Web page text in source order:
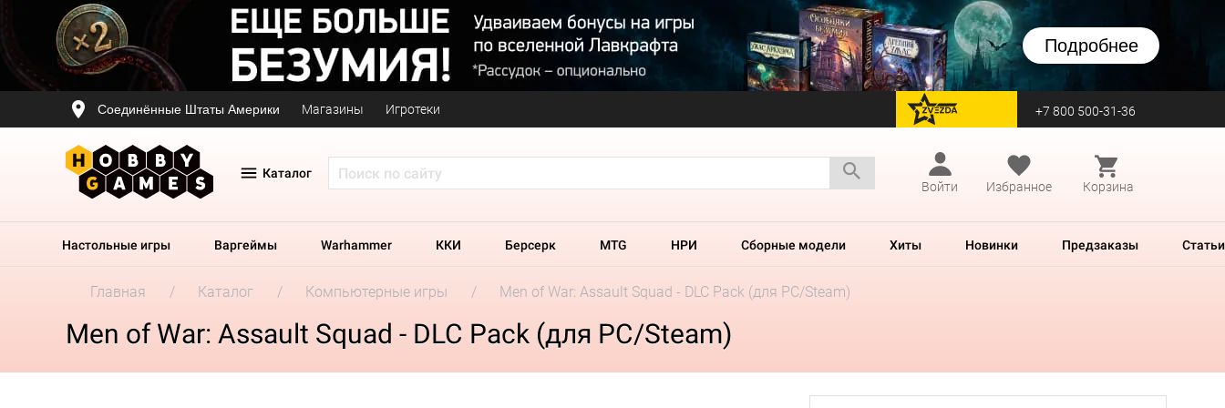
Подробнее
Соединённые Штаты Америки Магазины Игротеки перейти на Zvezda +7 800 500-31-36
Каталог
Войти
Избранное Корзина
Настольные игры Варгеймы Warhammer ККИ Берсерк MTG НРИ Сборные модели Хиты Новинки Предзаказы Статьи
Главная Каталог Компьютерные игры Men of War: Assault Squad - DLC Pack (для PC/Steam)
Men of War: Assault Squad - DLC Pack (для PC/Steam)